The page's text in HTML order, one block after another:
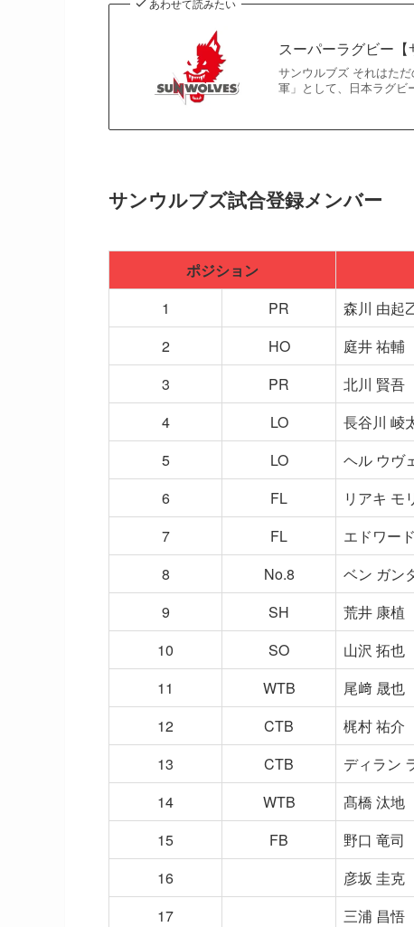
スーパーラグビー
サンウルブズ それはた
軍」として、日本ラグ
サンウルブズ試合登録メンバー
ポジション
1
PR 森川 由起
2
HO 庭井 祐輔
3
PR 北川 賢吾
4
LO 長谷川 崚
5
LO ヘル ウヴ
6
FL リアキ モ
7
FL エドワー
8
No.8 ベン ガン
9
SH 荒井 康植
10
SO 山沢 拓也
11
WTB 尾﨑 晟也
12
CTB 梶村 祐介
13
CTB ディラン
14
WTB 髙橋 汰地
15
FB 野口 竜司
16
彦坂 圭克
17
三浦 昌悟